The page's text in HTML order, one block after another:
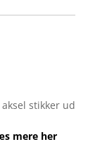
stikker ud
mere her